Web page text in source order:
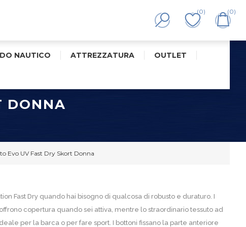
(0) (0)
NAUTICO ATTREZZATURA OUTLET
Evo UV Fast Dry Skort Donna
DONNA
Fast Dry quando hai bisogno di qualcosa di robusto e duraturo. I
copertura quando sei attiva, mentre lo straordinario tessuto ad
per la barca o per fare sport. I bottoni fissano la parte anteriore